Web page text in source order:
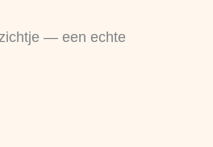
— een echte